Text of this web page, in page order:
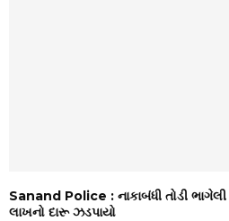
Sanand Police : નાકાબંધી તોડી
લાખનો દારૂ ઝડપાયો